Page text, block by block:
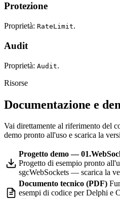
Protezione
Proprietà: RateLimit.
Audit
Proprietà: Audit.
Risorse
Documentazione e
Vai direttamente al riferimento del
demo pronto all'uso e scarica la
Progetto demo —
Progetto di esempio pronto
sgcWebSockets — scarica la
Documento tecnico (PDF)
esempi di codice per Delphi e